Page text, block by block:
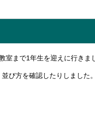
まで1年生を迎えに行きま
び方を確認したりしました